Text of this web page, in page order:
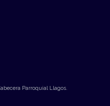
Parroquial Llagos.